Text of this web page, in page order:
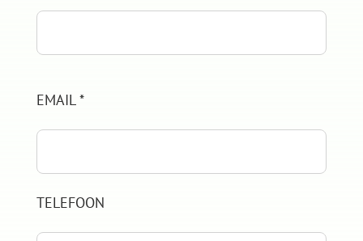
EMAIL *
TELEFOON